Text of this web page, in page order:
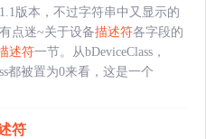
版本，不过字符串中又显示的
点迷~关于设备描述符各字段的
述符一节。从bDeviceClass，
都被置为0来看，这是一个
符